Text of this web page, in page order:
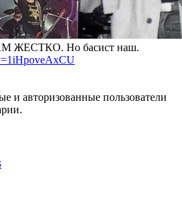
ЖЕСТКО. Но басист наш.
и авторизованные пользователи